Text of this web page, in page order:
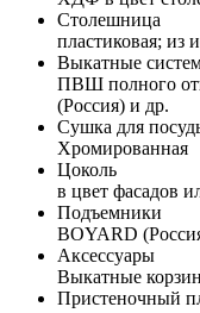
Столешница
пластиковая; из
Выкатные
ПВШ полного
(Россия) и др.
Сушка для
Хромированная
Цоколь
в цвет фасадов
Подъемники
BOYARD
Аксессуары
Выкатные
Пристеночный